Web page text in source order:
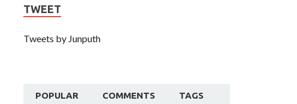
TWEET
Tweets by Junputh
POPULAR COMMENTS TAGS